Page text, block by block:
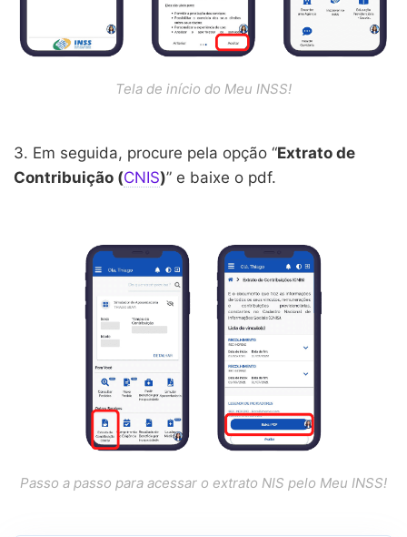
Tela de início do Meu INSS!
3. Em seguida, procure pela opção “Extrato de
Contribuição (CNIS)” e baixe o pdf.
Passo a passo para acessar o extrato NIS pelo Meu INSS!